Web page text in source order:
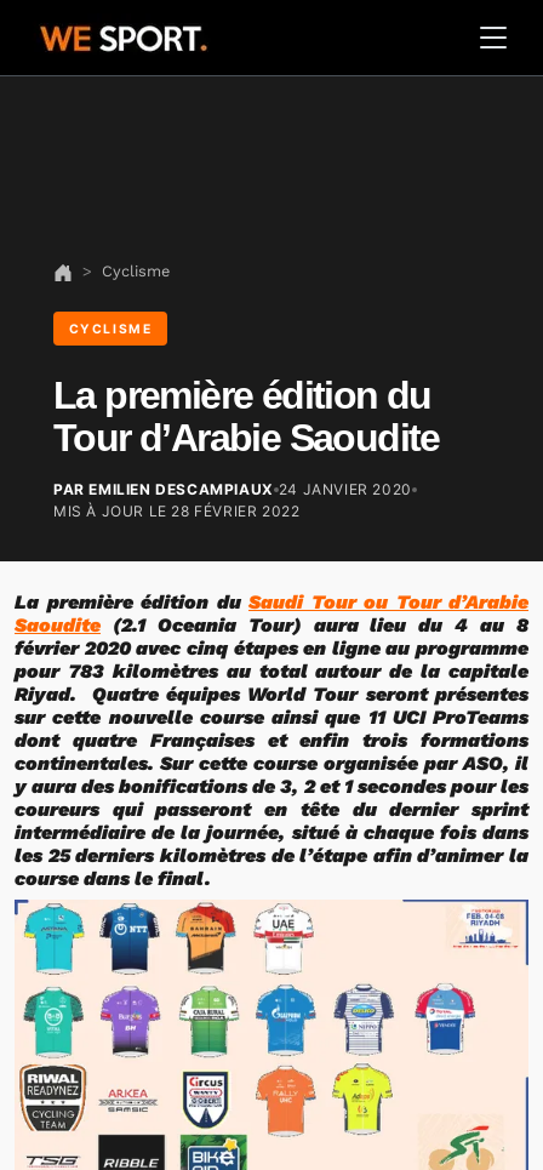
Cyclisme
CYCLISME
La première édition du
Tour d’Arabie Saoudite
PAR EMILIEN DESCAMPIAUX 24 JANVIER 2020
MIS À JOUR LE 28 FÉVRIER 2022
La première édition du Saudi Tour ou Tour d’Arabie
Saoudite (2.1 Oceania Tour) aura lieu du 4 au 8
février 2020 avec cinq étapes en ligne au programme
pour 783 kilomètres au total autour de la capitale
Riyad. Quatre équipes World Tour seront présentes
sur cette nouvelle course ainsi que 11 UCI ProTeams
dont quatre Françaises et enfin trois formations
continentales. Sur cette course organisée par ASO, il
y aura des bonifications de 3, 2 et 1 secondes pour les
coureurs qui passeront en tête du dernier sprint
intermédiaire de la journée, situé à chaque fois dans
les 25 derniers kilomètres de l’étape afin d’animer la
course dans le final.